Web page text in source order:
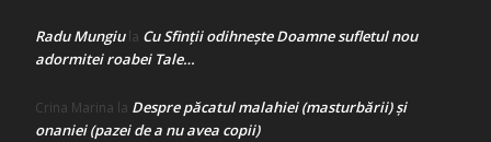
Radu Mungiula Cu Sfinții odihnește Doamne sufletul nou
adormitei roabei Tale…
Crina Marina la Despre păcatul malahiei (masturbării) şi
onaniei (pazei de a nu avea copii)